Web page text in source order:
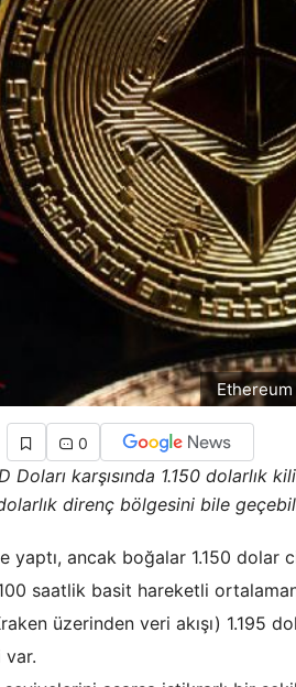
Ethereum
0
Doları karşısında 1.150 dolarlık
direnç bölgesini bile
yaptı, ancak boğalar 1.150 dolar
saatlik basit hareketli
üzerinden veri akışı) 1.195